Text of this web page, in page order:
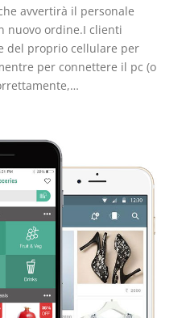
avvertirà il personale
nuovo ordine.I clienti
del proprio cellulare per
per connettere il pc (o